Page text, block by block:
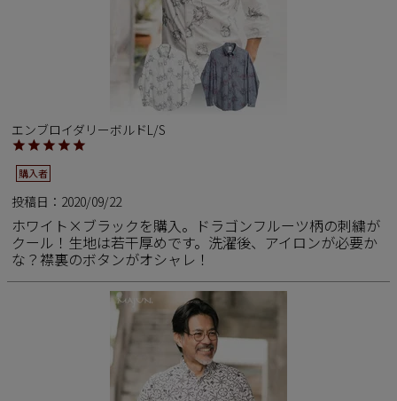
エンブロイダリーボルドL/S
購入者
投稿日 2020/09/22
ホワイト×ブラックを購入。ドラゴンフルーツ柄の刺繍が
クール！生地は若干厚めです。洗濯後、アイロンが必要か
な？襟裏のボタンがオシャレ！